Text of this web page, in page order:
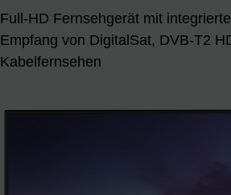
Full-HD Fernsehgerät mit
Empfang von DigitalSat, DVB-T2
Kabelfernsehen